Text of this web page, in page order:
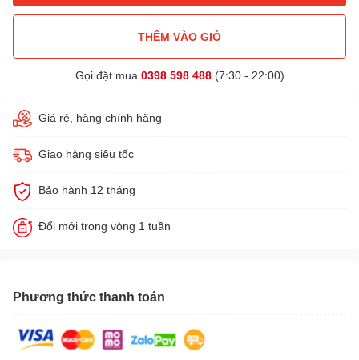
THÊM VÀO GIỎ
Gọi đặt mua 0398 598 488(7:30 - 22:00)
Giá rẻ, hàng chính hãng
Giao hàng siêu tốc
Bảo hành 12 tháng
Đổi mới trong vòng 1 tuần
Phương thức thanh toán